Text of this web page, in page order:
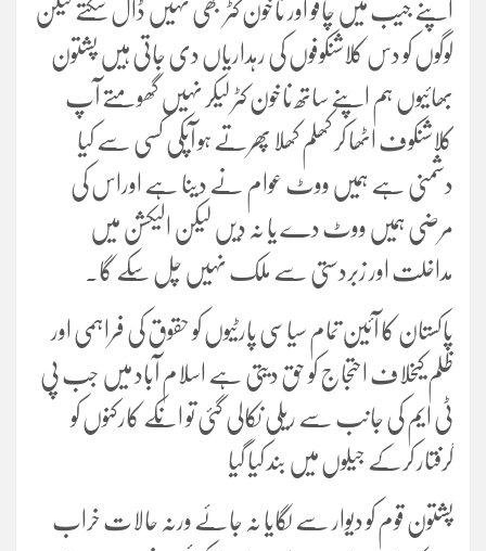
اپنے جیب میں چاقو اور ناخون کٹر بھی نہیں ڈال سکتے لیکن
لوگوں کو دس کلاشنکوفوں کی رہداریاں دی جاتی ہیں پشتون
بھائیوں ہم اپنے ساتھ ناخون کٹر لیکر نہیں گھومتے آپ
کلاشنکوف اٹھا کر کھلم کھلا پھرتے ہو آپکی کسی سے کیا
دشمنی ہے ہمیں ووٹ عوام نے دینا ہے اوراس کی
مرضی ہمیں ووٹ دے یا نہ دیں لیکن الیکشن میں
مداخلت اور زبردستی سے ملک نہیں چل سکے گا۔
پاکستان کا آئین تمام سیاسی پارٹیوں کو حقوق کی فراہمی اور
ظلم کیخلاف احتجاج کو حق دیتی ہے اسلام آباد میں جب پی
ٹی ایم کی جانب سے ریلی نکالی گئی تو انکے کارکنوں کو
گرفتار کرکے جیلوں میں بند کیا گیا
پشتون قوم کو دیوار سے لگایا نہ جائے ورنہ حالات خراب